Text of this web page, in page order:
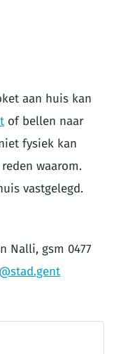
aan huis kan
of bellen naar
fysiek kan
waarom.
vastgelegd.
Nalli, gsm 0477